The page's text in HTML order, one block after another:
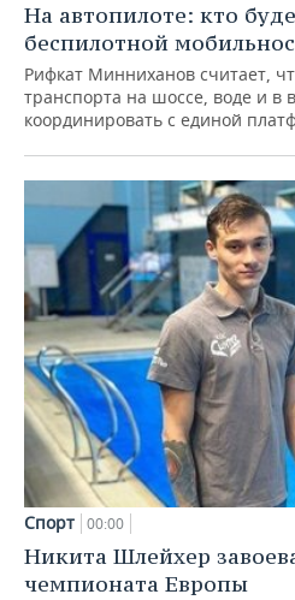
На автопилоте: кто
беспилотной
Рифкат Минниханов считает,
транспорта на шоссе, воде и в
координировать с единой
Спорт 00:00
Никита Шлейхер
чемпионата Европы